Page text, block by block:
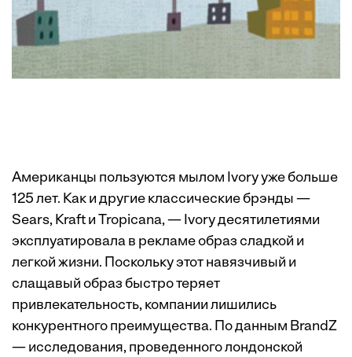
Американцы пользуются мылом Ivory уже больше
125 лет. Как и другие классические брэнды —
Sears, Kraft и Tropicana, — Ivory десятилетиями
эксплуатировала в рекламе образ сладкой и
легкой жизни. Поскольку этот навязчивый и
слащавый образ быстро теряет
привлекательность, компании лишились
конкурентного преимущества. По данным BrandZ
— исследования, проведенного лондонской